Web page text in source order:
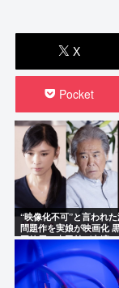
X
Pocket
“映像化不可”と言われ
問題作を実娘が映画化
岡徳馬、吉田羊が出演